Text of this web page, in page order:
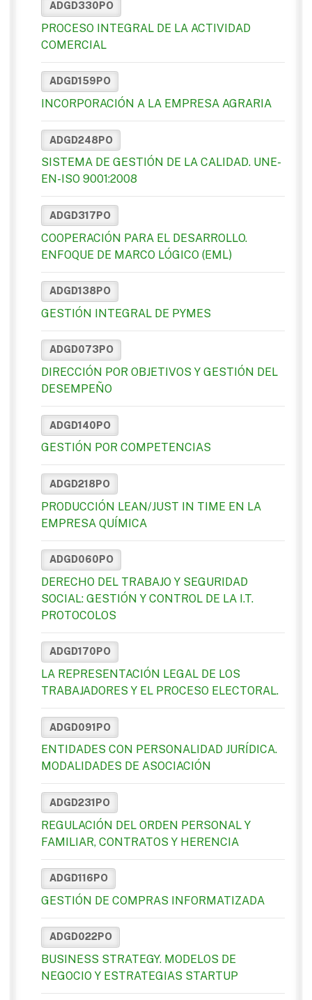
ADGD330PO
PROCESO INTEGRAL DE LA ACTIVIDAD
COMERCIAL
ADGD159PO
INCORPORACIÓN A LA EMPRESA AGRARIA
ADGD248PO
SISTEMA DE GESTIÓN DE LA CALIDAD. UNE-
EN-ISO 9001:2008
ADGD317PO
COOPERACIÓN PARA EL DESARROLLO.
ENFOQUE DE MARCO LÓGICO (EML)
ADGD138PO
GESTIÓN INTEGRAL DE PYMES
ADGD073PO
DIRECCIÓN POR OBJETIVOS Y GESTIÓN DEL
DESEMPEÑO
ADGD140PO
GESTIÓN POR COMPETENCIAS
ADGD218PO
PRODUCCIÓN LEAN/JUST IN TIME EN LA
EMPRESA QUÍMICA
ADGD060PO
DERECHO DEL TRABAJO Y SEGURIDAD
SOCIAL: GESTIÓN Y CONTROL DE LA I.T.
PROTOCOLOS
ADGD170PO
LA REPRESENTACIÓN LEGAL DE LOS
TRABAJADORES Y EL PROCESO ELECTORAL.
ADGD091PO
ENTIDADES CON PERSONALIDAD JURÍDICA.
MODALIDADES DE ASOCIACIÓN
ADGD231PO
REGULACIÓN DEL ORDEN PERSONAL Y
FAMILIAR, CONTRATOS Y HERENCIA
ADGD116PO
GESTIÓN DE COMPRAS INFORMATIZADA
ADGD022PO
BUSINESS STRATEGY. MODELOS DE
NEGOCIO Y ESTRATEGIAS STARTUP